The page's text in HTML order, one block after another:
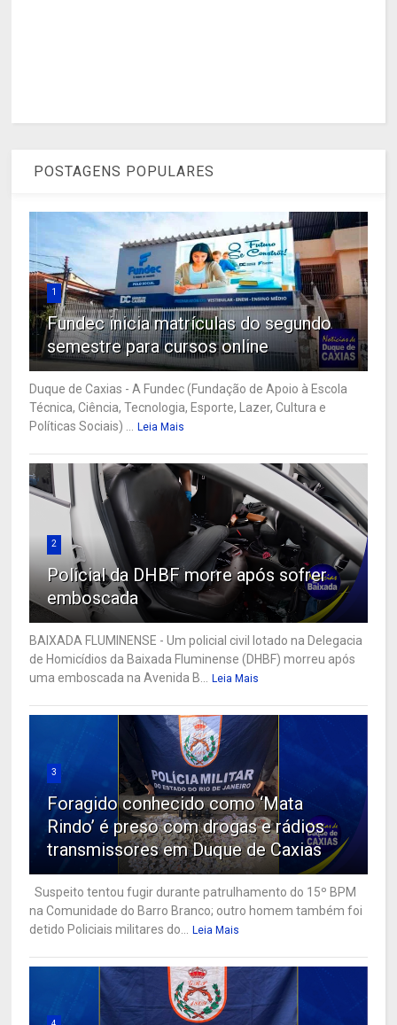
POSTAGENS POPULARES
1
Fundec inicia matrículas do segundo
semestre para cursos online
Duque de Caxias - A Fundec (Fundação de Apoio à Escola
Técnica, Ciência, Tecnologia, Esporte, Lazer, Cultura e
Políticas Sociais) ...
Leia Mais
2
Policial da DHBF morre após sofrer
emboscada
BAIXADA FLUMINENSE - Um policial civil lotado na Delegacia
de Homicídios da Baixada Fluminense (DHBF) morreu após
uma emboscada na Avenida B...
Leia Mais
3
Foragido conhecido como ‘Mata
Rindo’ é preso com drogas e rádios
transmissores em Duque de Caxias
Suspeito tentou fugir durante patrulhamento do 15º BPM
na Comunidade do Barro Branco; outro homem também foi
detido Policiais militares do...
Leia Mais